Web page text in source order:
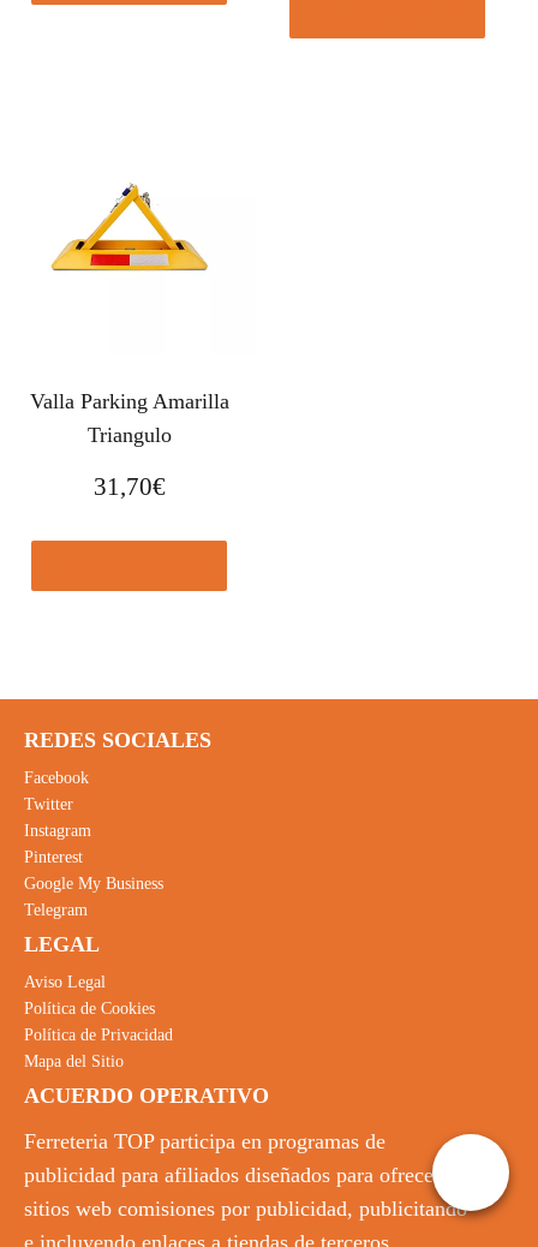
Valla Parking Amarilla
Triangulo
31,70€
REDES SOCIALES
Facebook
Twitter
Instagram
Pinterest
Google My Business
Telegram
LEGAL
Aviso Legal
Política de Cookies
Política de Privacidad
Mapa del Sitio
ACUERDO OPERATIVO
Ferreteria TOP participa en programas de
publicidad para afiliados diseñados para ofrecer a
sitios web comisiones por publicidad, publicitando
e incluyendo enlaces a tiendas de terceros.